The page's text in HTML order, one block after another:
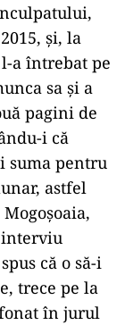
și, la
a întrebat pe
sa și a
pagini de
i că
suma pentru
astfel
interviu
că o să-i
trece pe la
în jurul